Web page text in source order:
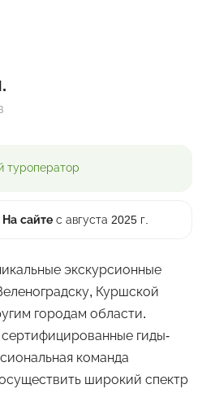
туроператор
На сайте с августа 2025 г.
экскурсионные
Куршской
городам области.
гиды-
команда
широкий спектр